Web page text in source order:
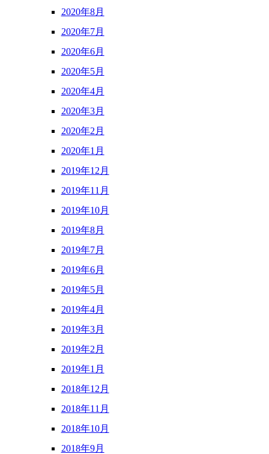
2020年8月
2020年7月
2020年6月
2020年5月
2020年4月
2020年3月
2020年2月
2020年1月
2019年12月
2019年11月
2019年10月
2019年8月
2019年7月
2019年6月
2019年5月
2019年4月
2019年3月
2019年2月
2019年1月
2018年12月
2018年11月
2018年10月
2018年9月